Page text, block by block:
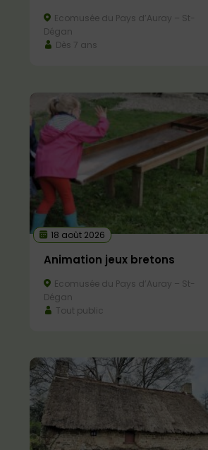
Ecomusée du Pays d’Auray – St-
Dégan
Dès 7 ans
18 août 2026
Animation jeux bretons
Ecomusée du Pays d’Auray – St-
Dégan
Tout public